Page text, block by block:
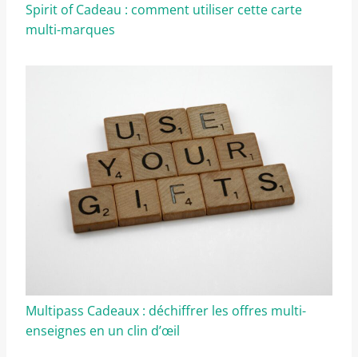
Spirit of Cadeau : comment utiliser cette carte
multi-marques
Multipass Cadeaux : déchiffrer les offres multi-
enseignes en un clin d’œil